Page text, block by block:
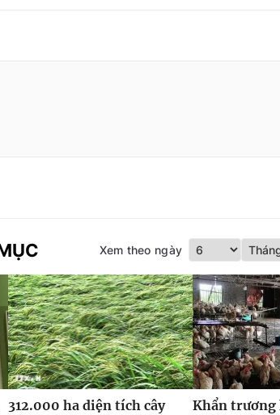
Xem theo ngày
312.000 ha diện tích cây
Khẩn trương